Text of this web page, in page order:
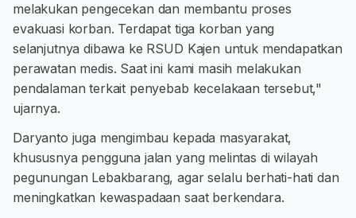
melakukan pengecekan dan membantu proses
evakuasi korban. Terdapat tiga korban yang
selanjutnya dibawa ke RSUD Kajen untuk mendapatkan
perawatan medis. Saat ini kami masih melakukan
pendalaman terkait penyebab kecelakaan tersebut,"
ujarnya.
Daryanto juga mengimbau kepada masyarakat,
khususnya pengguna jalan yang melintas di wilayah
pegunungan Lebakbarang, agar selalu berhati-hati dan
meningkatkan kewaspadaan saat berkendara.